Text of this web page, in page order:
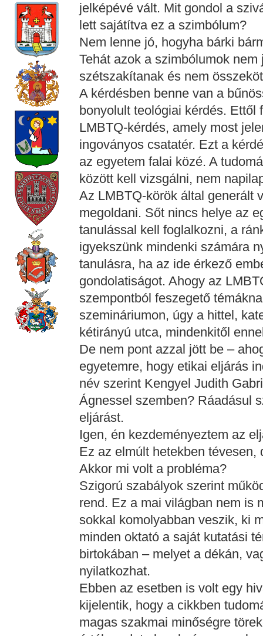
jelképévé vált. Mit gondol a
lett sajátítva ez a szimbólum?
Nem lenne jó, hogyha bárki
Tehát azok a szimbólumok
szétszakítanak és nem
A kérdésben benne van a
bonyolult teológiai kérdés. Ettől
LMBTQ-kérdés, amely most
ingoványos csatatér. Ezt a
az egyetem falai közé. A
között kell vizsgálni, nem
Az LMBTQ-körök által generált
megoldani. Sőt nincs helye az
tanulással kell foglalkozni, a
igyekszünk mindenki számára
tanulásra, ha az ide érkező
gondolatiságot. Ahogy az
szempontból feszegető
szemináriumon, úgy a hittel,
kétirányú utca, mindenkitől
De nem pont azzal jött be –
egyetemre, hogy etikai eljárás
név szerint Kengyel Judith
Ágnessel szemben? Ráadásul
eljárást.
Igen, én kezdeményeztem az
Ez az elmúlt hetekben
Akkor mi volt a probléma?
Szigorú szabályok szerint
rend. Ez a mai világban nem is
sokkal komolyabban veszik, ki
minden oktató a saját kutatási
birtokában – melyet a dékán,
nyilatkozhat.
Ebben az esetben is volt egy
kijelentik, hogy a cikkben
magas szakmai minőségre